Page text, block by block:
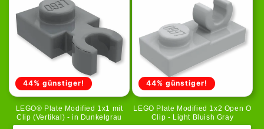
44% günstiger!
LEGO® Plate Modified 1x1 mit
Clip (Vertikal) - in Dunkelgrau
44% günstiger!
LEGO Plate Modified 1x2 Open O
Clip - Light Bluish Gray